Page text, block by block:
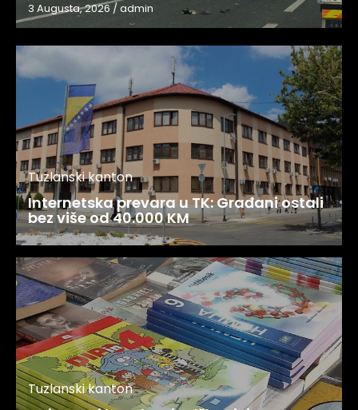
3 Augusta, 2026 / admin
Tuzlanski kanton
Internetska prevara u TK: Građani ostali
bez više od 40.000 KM
Tuzlanski kanton